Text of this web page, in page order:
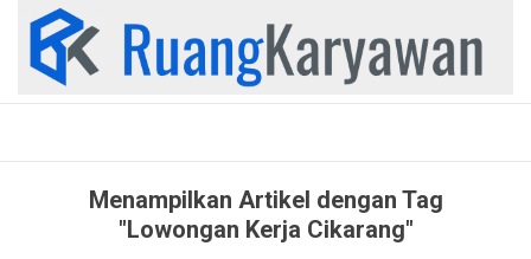
content
Menampilkan Artikel dengan Tag
"Lowongan Kerja Cikarang"